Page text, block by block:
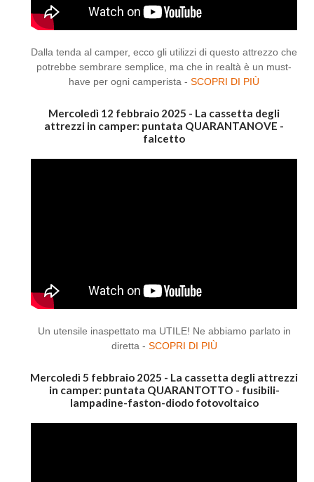
Dalla tenda al camper, ecco gli utilizzi di questo attrezzo che
potrebbe sembrare semplice, ma che in realtà è un must-
have per ogni camperista - SCOPRI DI PIÙ
Mercoledì 12 febbraio 2025 - La cassetta degli
attrezzi in camper: puntata QUARANTANOVE -
falcetto
Un utensile inaspettato ma UTILE! Ne abbiamo parlato in
diretta - SCOPRI DI PIÙ
Mercoledì 5 febbraio 2025 - La cassetta degli attrezzi
in camper: puntata QUARANTOTTO - fusibili-
lampadine-faston-diodo fotovoltaico